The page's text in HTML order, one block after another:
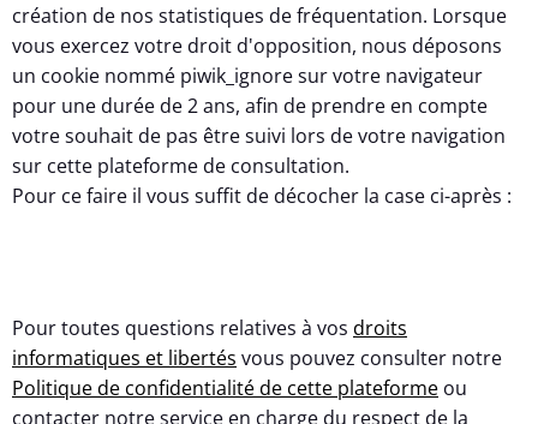
création de nos statistiques de fréquentation. Lorsque
vous exercez votre droit d'opposition, nous déposons
un cookie nommé piwik_ignore sur votre navigateur
pour une durée de 2 ans, afin de prendre en compte
votre souhait de pas être suivi lors de votre navigation
sur cette plateforme de consultation.
Pour ce faire il vous suffit de décocher la case ci-après :
Pour toutes questions relatives à vos droits
informatiques et libertés vous pouvez consulter notre
Politique de confidentialité de cette plateforme ou
contacter notre service en charge du respect de la